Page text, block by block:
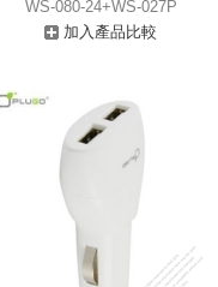
WS-080-24+WS-027P
加入產品比較